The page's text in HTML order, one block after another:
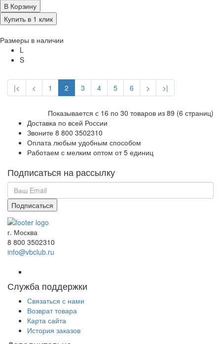
В Корзину
Купить в 1 клик
Размеры в наличии
L
S
|< < 1 2 3 4 5 6 > >|
Показывается с 16 по 30 товаров из 89 (6 страниц)
Доставка по всей России
Звоните 8 800 3502310
Оплата любым удобным способом
Работаем с мелким оптом от 5 единиц
Подписаться на рассылку
г. Москва
8 800 3502310
info@vbclub.ru
Служба поддержки
Связаться с нами
Возврат товара
Карта сайта
История заказов